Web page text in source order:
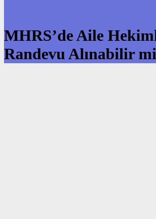
MHRS’de Aile
Randevu Alınabilir